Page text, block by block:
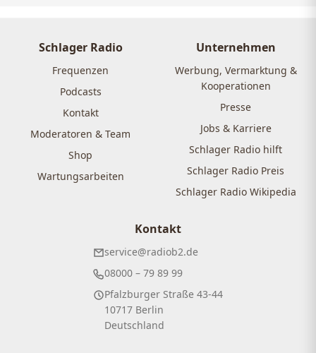
Schlager Radio
Frequenzen
Podcasts
Kontakt
Moderatoren & Team
Shop
Wartungsarbeiten
Unternehmen
Werbung, Vermarktung &
Kooperationen
Presse
Jobs & Karriere
Schlager Radio hilft
Schlager Radio Preis
Schlager Radio Wikipedia
Kontakt
service@radiob2.de
08000 – 79 89 99
Pfalzburger Straße 43-44
10717 Berlin
Deutschland